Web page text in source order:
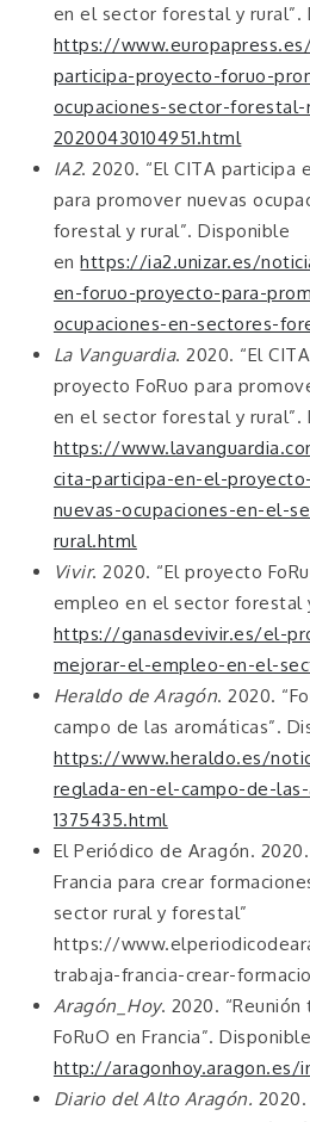
en el sector forestal y rural”.
https://
participa-proyecto-foruo-
ocupaciones-sector-forestal-
20200430104951.html
IA2. 2020. “El CITA participa
para promover nuevas
forestal y rural”. Disponible
enhttps://ia2.unizar.es/
en-foruo-proyecto-para-
ocupaciones-en-sectores-
La Vanguardia. 2020. “El
proyecto FoRuo para
en el sector forestal y rural”.
https://
cita-participa-en-el-
nuevas-ocupaciones-en-el-
rural.html
Vivir. 2020. “El proyecto
empleo en el sector forestal
https://ganasdevivir.es/el-
mejorar-el-empleo-en-el-
Heraldo de Aragón. 2020.
campo de las aromáticas”.
https://www.heraldo.es/
reglada-en-el-campo-de-
1375435.html
El Periódico de Aragón.
Francia para crear
sector rural y forestal”
https://
trabaja-francia-crear-
Aragón_Hoy. 2020.
FoRuO en Francia”.
http://
Diario del Alto Aragón.